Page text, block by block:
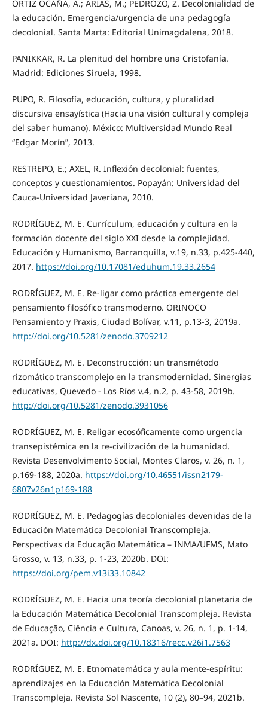
ORTIZ OCAÑA, A.; ARIAS, M.; PEDROZO, Z. Decolonialidad de
la educación. Emergencia/urgencia de una pedagogía
decolonial. Santa Marta: Editorial Unimagdalena, 2018.
PANIKKAR, R. La plenitud del hombre una Cristofanía.
Madrid: Ediciones Siruela, 1998.
PUPO, R. Filosofía, educación, cultura, y pluralidad
discursiva ensayística (Hacia una visión cultural y compleja
del saber humano). México: Multiversidad Mundo Real
“Edgar Morín”, 2013.
RESTREPO, E.; AXEL, R. Inflexión decolonial: fuentes,
conceptos y cuestionamientos. Popayán: Universidad del
Cauca-Universidad Javeriana, 2010.
RODRÍGUEZ, M. E. Currículum, educación y cultura en la
formación docente del siglo XXI desde la complejidad.
Educación y Humanismo, Barranquilla, v.19, n.33, p.425-440,
2017. https://doi.org/10.17081/eduhum.19.33.2654
RODRÍGUEZ, M. E. Re-ligar como práctica emergente del
pensamiento filosófico transmoderno. ORINOCO
Pensamiento y Praxis, Ciudad Bolívar, v.11, p.13-3, 2019a.
http://doi.org/10.5281/zenodo.3709212
RODRÍGUEZ, M. E. Deconstrucción: un transmétodo
rizomático transcomplejo en la transmodernidad. Sinergias
educativas, Quevedo - Los Ríos v.4, n.2, p. 43-58, 2019b.
http://doi.org/10.5281/zenodo.3931056
RODRÍGUEZ, M. E. Religar ecosóficamente como urgencia
transepistémica en la re-civilización de la humanidad.
Revista Desenvolvimento Social, Montes Claros, v. 26, n. 1,
p.169-188, 2020a. https://doi.org/10.46551/issn2179-
6807v26n1p169-188
RODRÍGUEZ, M. E. Pedagogías decoloniales devenidas de la
Educación Matemática Decolonial Transcompleja.
Perspectivas da Educação Matemática – INMA/UFMS, Mato
Grosso, v. 13, n.33, p. 1-23, 2020b. DOI:
https://doi.org/pem.v13i33.10842
RODRÍGUEZ, M. E. Hacia una teoría decolonial planetaria de
la Educación Matemática Decolonial Transcompleja. Revista
de Educação, Ciência e Cultura, Canoas, v. 26, n. 1, p. 1-14,
2021a. DOI: http://dx.doi.org/10.18316/recc.v26i1.7563
RODRÍGUEZ, M. E. Etnomatemática y aula mente-espíritu:
aprendizajes en la Educación Matemática Decolonial
Transcompleja. Revista Sol Nascente, 10 (2), 80–94, 2021b.